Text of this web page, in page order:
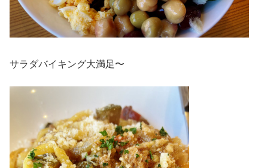
サラダバイキング大満足〜